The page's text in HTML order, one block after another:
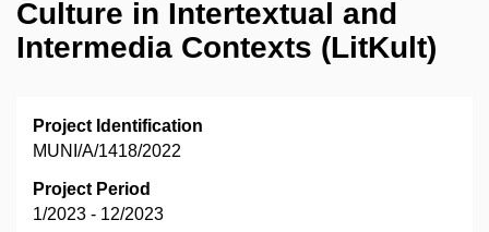
Culture in Intertextual and
Intermedia Contexts (LitKult)
Project Identification
MUNI/A/1418/2022
Project Period
1/2023 - 12/2023